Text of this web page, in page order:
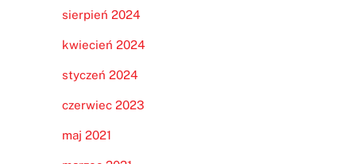
sierpień 2024
kwiecień 2024
styczeń 2024
czerwiec 2023
maj 2021